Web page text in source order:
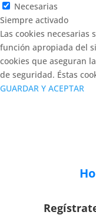
Necesarias
Siempre activado
Las cookies necesarias
función apropiada del
cookies que aseguran
de seguridad. Éstas
GUARDAR Y ACEPTAR